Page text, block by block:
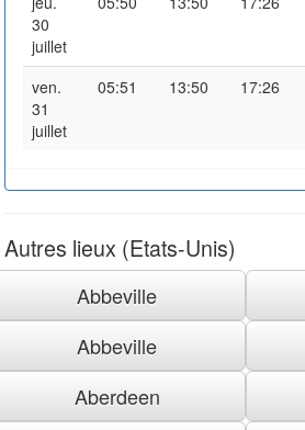
30
juillet
ven.
31
juillet
05:51 13:50 17:26
Autres lieux (Etats-Unis)
Abbeville
Abbeville
Aberdeen